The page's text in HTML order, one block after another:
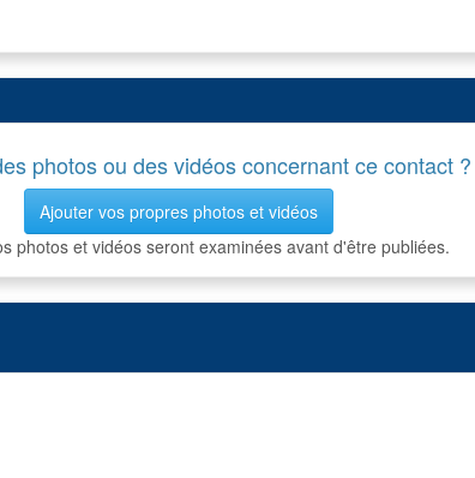
photos ou des vidéos concernant ce contact ?
Ajouter vos propres photos et vidéos
photos et vidéos seront examinées avant d'être publiées.